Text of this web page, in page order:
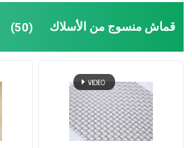
قماش منسوج من الأسلاك (50)